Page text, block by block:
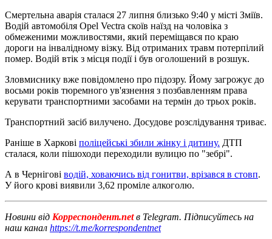
Смертельна аварія сталася 27 липня близько 9:40 у місті Зміїв.
Водій автомобіля Opel Vectra скоїв наїзд на чоловіка з
обмеженими можливостями, який переміщався по краю
дороги на інвалідному візку. Від отриманих травм потерпілий
помер. Водій втік з місця події і був оголошений в розшук.
Зловмиснику вже повідомлено про підозру. Йому загрожує до
восьми років тюремного ув'язнення з позбавленням права
керувати транспортними засобами на термін до трьох років.
Транспортний засіб вилучено. Досудове розслідування триває.
Раніше в Харкові поліцейські збили жінку і дитину. ДТП
сталася, коли пішоходи переходили вулицю по "зебрі".
А в Чернігові водій, ховаючись від гонитви, врізався в стовп.
У його крові виявили 3,62 проміле алкоголю.
Новини від Корреспондент.netв Telegram. Підписуйтесь на
наш канал https://t.me/korrespondentnet